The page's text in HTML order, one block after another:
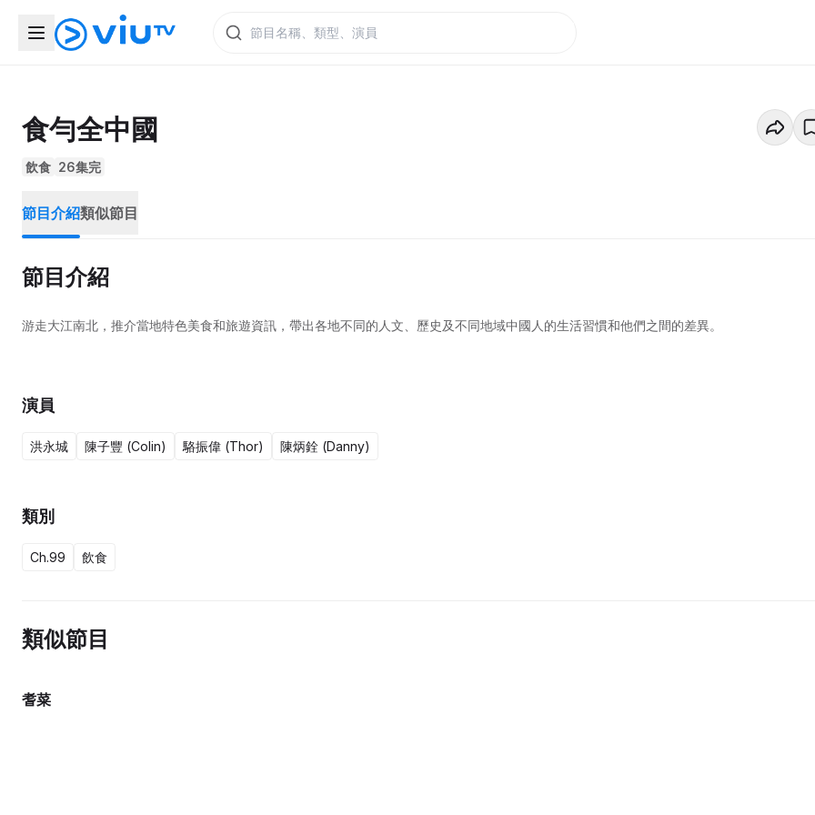
食勻全中國
飲食 26集完
節目介紹類似節目
節目介紹
游走大江南北，推介當地特色美食和旅遊資訊，帶出各地不同的人文、歷史及不同地域中國人的生活習慣和他們之間的差異。
演員
洪永城 陳子豐 (Colin) 駱振偉 (Thor) 陳炳銓 (Danny)
類別
Ch.99 飲食
類似節目
耆菜